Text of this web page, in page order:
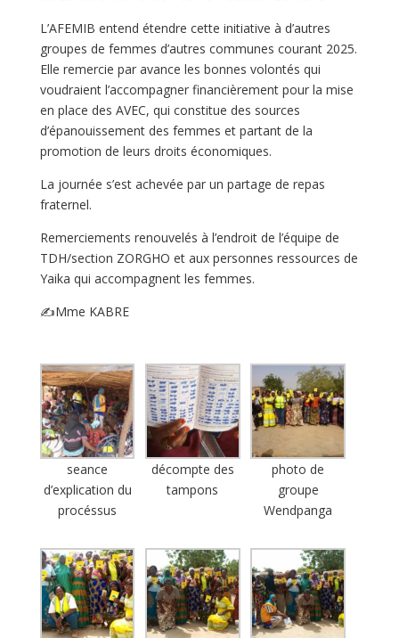
L’AFEMIB entend étendre cette initiative à d’autres
groupes de femmes d’autres communes courant 2025.
Elle remercie par avance les bonnes volontés qui
voudraient l’accompagner financièrement pour la mise
en place des AVEC, qui constitue des sources
d’épanouissement des femmes et partant de la
promotion de leurs droits économiques.
La journée s’est achevée par un partage de repas
fraternel.
Remerciements renouvelés à l’endroit de l’équipe de
TDH/section ZORGHO et aux personnes ressources de
Yaika qui accompagnent les femmes.
✍Mme KABRE
seance
d’explication du
procéssus
décompte des
tampons
photo de
groupe
Wendpanga